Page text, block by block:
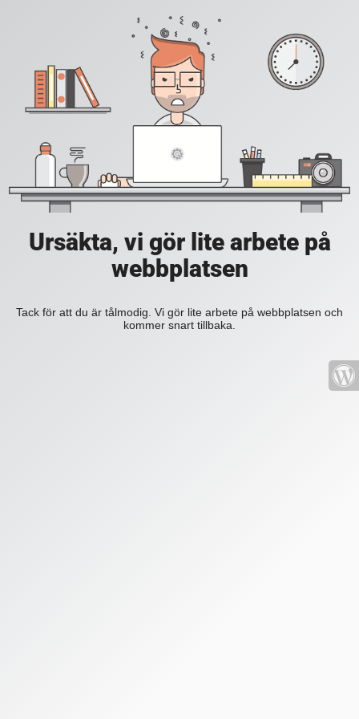
Ursäkta, vi gör lite arbete på
webbplatsen
Tack för att du är tålmodig. Vi gör lite arbete på webbplatsen och
kommer snart tillbaka.